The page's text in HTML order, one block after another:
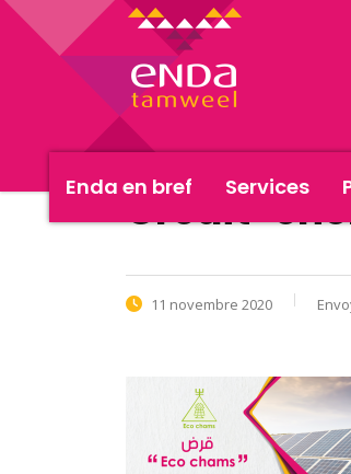
Enda en bref Services
Crédit-
11 novembre 2020